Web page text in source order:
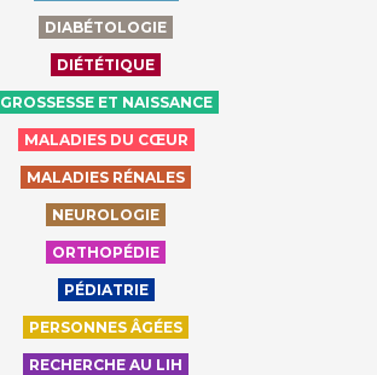
DIABÉTOLOGIE
DIÉTÉTIQUE
GROSSESSE ET NAISSANCE
MALADIES DU CŒUR
MALADIES RÉNALES
NEUROLOGIE
ORTHOPÉDIE
PÉDIATRIE
PERSONNES ÂGÉES
RECHERCHE AU LIH